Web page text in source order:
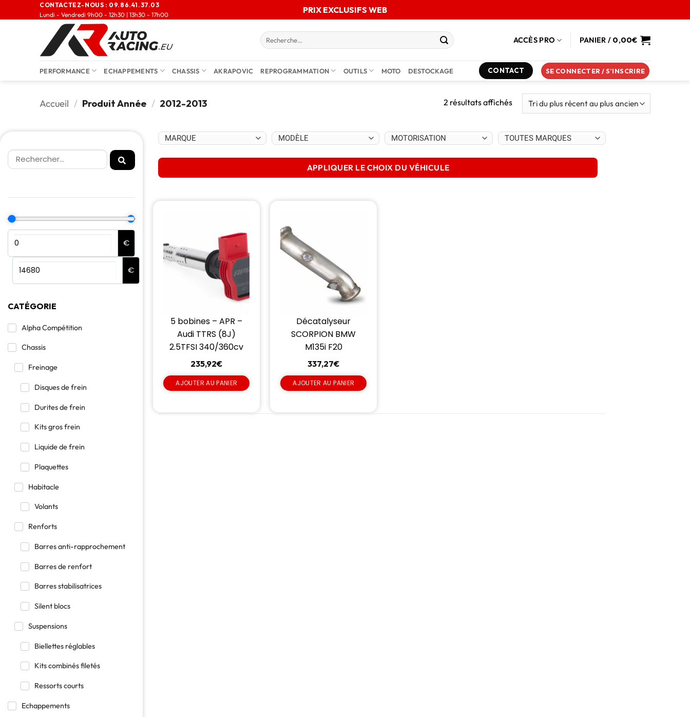
CONTACTEZ-NOUS : 09.86.41.37.03
Lundi - Vendredi 9h00 - 12h30 | 13h30 - 17h00
PRIX EXCLUSIFS WEB
ACCÈS PRO PANIER / 0,00€
PERFORMANCE ECHAPPEMENTS CHASSIS AKRAPOVIC REPROGRAMMATION OUTILS MOTO DESTOCKAGE CONTACT SE CONNECTER / S’INSCRIRE
Accueil / Produit Année / 2012-2013 2 résultats affichés
€
€
CATÉGORIE
Alpha Compétition
Chassis
Freinage
Disques de frein
Durites de frein
Kits gros frein
Liquide de frein
Plaquettes
Habitacle
Volants
Renforts
Barres anti-rapprochement
Barres de renfort
Barres stabilisatrices
Silent blocs
Suspensions
Biellettes réglables
Kits combinés filetés
Ressorts courts
Echappements
APPLIQUER LE CHOIX DU VÉHICULE
5 bobines – APR –
Audi TTRS (8J)
2.5TFSI 340/360cv
235,92€
AJOUTER AU PANIER
Décatalyseur
SCORPION BMW
M135i F20
337,27€
AJOUTER AU PANIER